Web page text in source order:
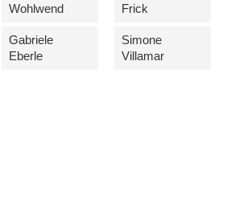
Wohlwend
Gabriele
Eberle
Frick
Simone
Villamar